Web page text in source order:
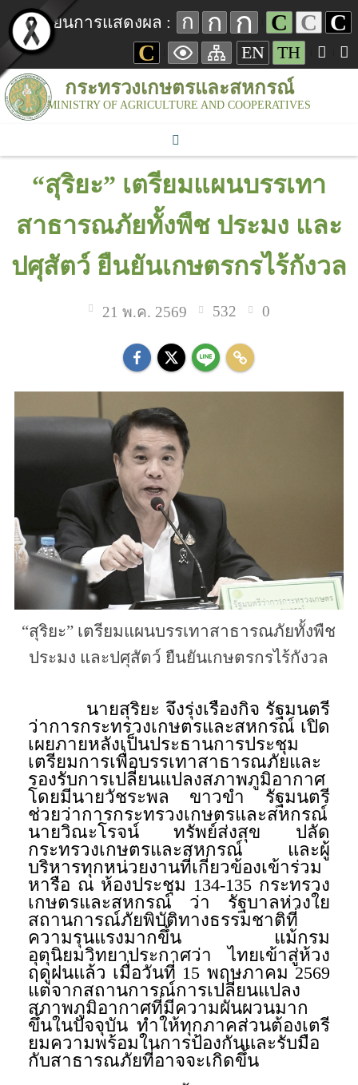
เปลี่ยนการแสดงผล : ก ก ก C C C
C
EN TH
กระทรวงเกษตรและสหกรณ์
MINISTRY OF AGRICULTURE AND COOPERATIVES
“สุริยะ” เตรียมแผนบรรเทา
สาธารณภัยทั้งพืช ประมง และ
ปศุสัตว์ ยืนยันเกษตรกรไร้กังวล
21 พ.ค. 2569 532 0
“สุริยะ” เตรียมแผนบรรเทาสาธารณภัยทั้งพืช
ประมง และปศุสัตว์ ยืนยันเกษตรกรไร้กังวล
นายสุริยะ จึงรุ่งเรืองกิจ รัฐมนตรี
ว่าการกระทรวงเกษตรและสหกรณ์ เปิด
เผยภายหลังเป็นประธานการประชุม
เตรียมการเพื่อบรรเทาสาธารณภัยและ
รองรับการเปลี่ยนแปลงสภาพภูมิอากาศ
โดยมีนายวัชระพล ขาวขำ รัฐมนตรี
ช่วยว่าการกระทรวงเกษตรและสหกรณ์
นายวิณะโรจน์ ทรัพย์ส่งสุข ปลัด
กระทรวงเกษตรและสหกรณ์ และผู้
บริหารทุกหน่วยงานที่เกี่ยวข้องเข้าร่วม
หารือ ณ ห้องประชุม 134-135 กระทรวง
เกษตรและสหกรณ์ ว่า รัฐบาลห่วงใย
สถานการณ์ภัยพิบัติทางธรรมชาติที่
ความรุนแรงมากขึ้น แม้กรม
อุตุนิยมวิทยาประกาศว่า ไทยเข้าสู่ห้วง
ฤดูฝนแล้ว เมื่อวันที่ 15 พฤษภาคม 2569
แต่จากสถานการณ์การเปลี่ยนแปลง
สภาพภูมิอากาศที่มีความผันผวนมาก
ขึ้นในปัจจุบัน ทำให้ทุกภาคส่วนต้องเตรี
ยมความพร้อมในการป้องกันและรับมือ
กับสาธารณภัยที่อาจจะเกิดขึ้น